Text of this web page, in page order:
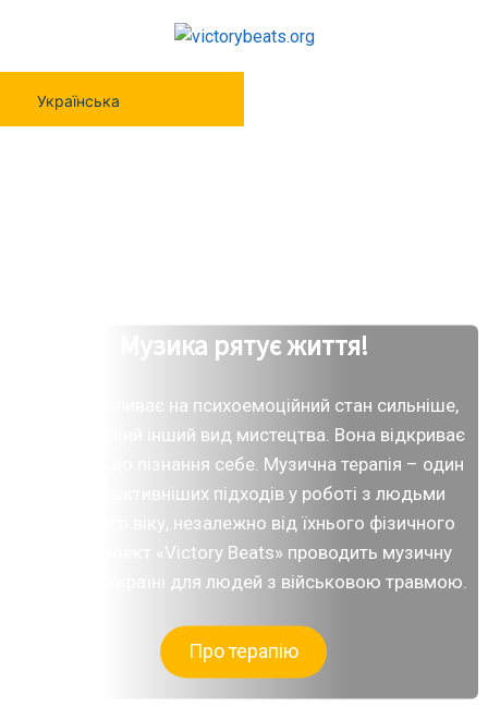
Українська
Музика рятує життя!
Музика впливає на психоемоційний стан сильніше,
ніж будь-який інший вид мистецтва. Вона відкриває
нам двері до пізнання себе. Музична терапія – один
із найефективніших підходів у роботі з людьми
будь-якого віку, незалежно від їхнього фізичного
стану. Проект «Victory Beats» проводить музичну
терапію в Україні для людей з військовою травмою.
Про терапію